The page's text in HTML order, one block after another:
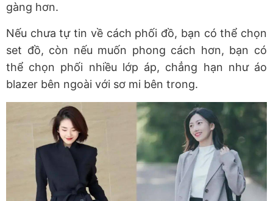
gàng hơn.
Nếu chưa tự tin về cách phối đồ, bạn có thể chọn
set đồ, còn nếu muốn phong cách hơn, bạn có
thể chọn phối nhiều lớp áp, chẳng hạn như áo
blazer bên ngoài với sơ mi bên trong.